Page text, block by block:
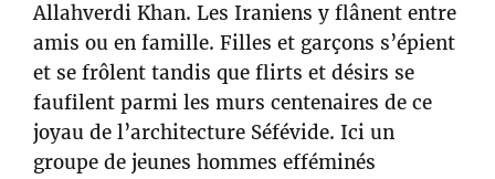
Allahverdi Khan. Les Iraniens y flânent entre
amis ou en famille. Filles et garçons s’épient
et se frôlent tandis que flirts et désirs se
faufilent parmi les murs centenaires de ce
joyau de l’architecture Séfévide. Ici un
groupe de jeunes hommes efféminés